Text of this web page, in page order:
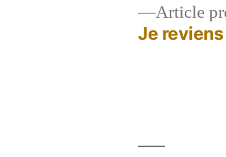
Navigation
Article
Je